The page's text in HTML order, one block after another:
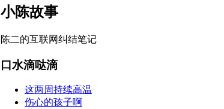
小陈故事
陈二的互联网纠结笔记
口水滴哒滴
这两周持续高温
伤心的孩子啊